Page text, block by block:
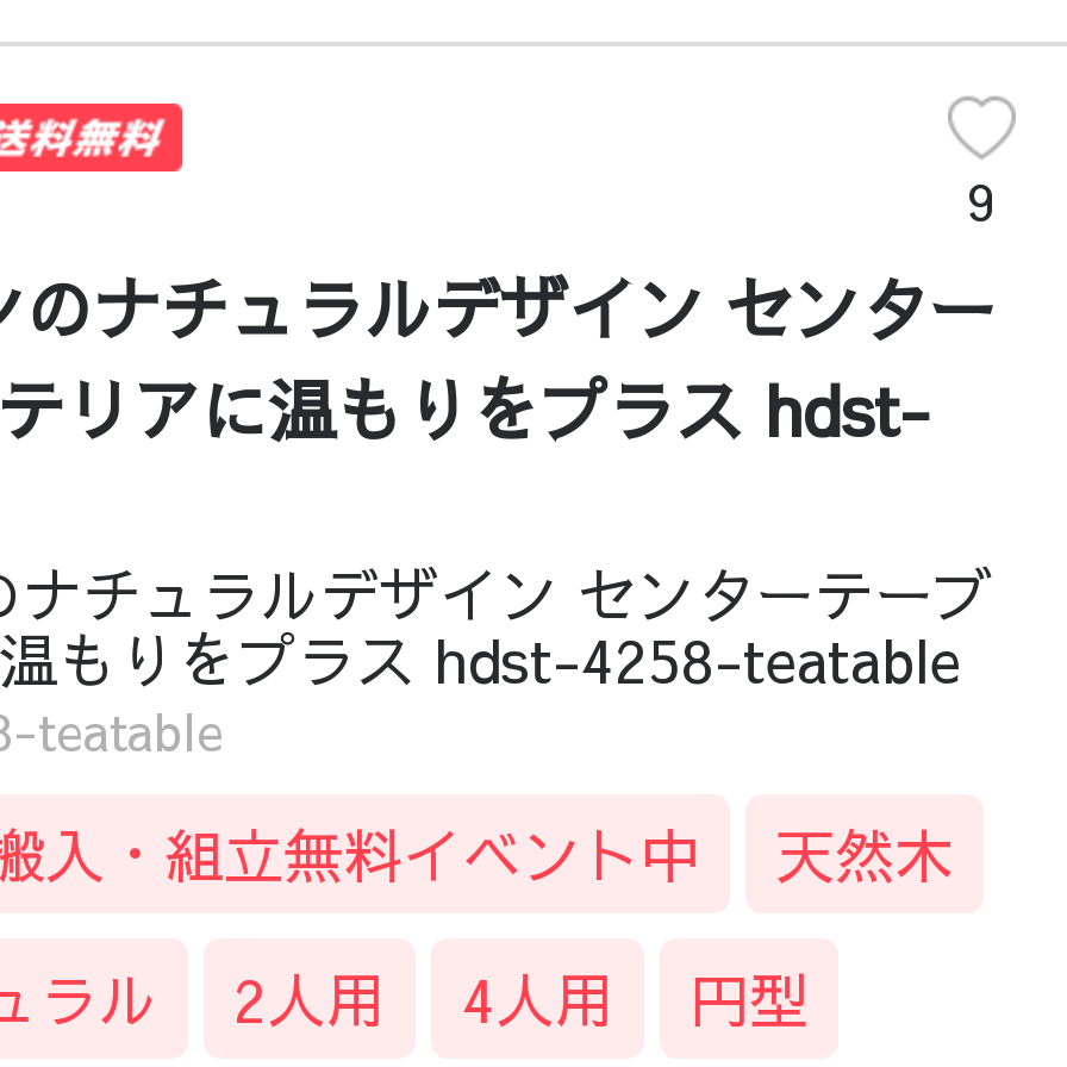
9
ナチュラルデザイン センター
リアに温もりをプラス hdst-
チュラルデザイン センターテーブ
もりをプラス hdst-4258-teatable
teatable
入・組立無料イベント中
天然木
ラル
2人用 4人用 円型